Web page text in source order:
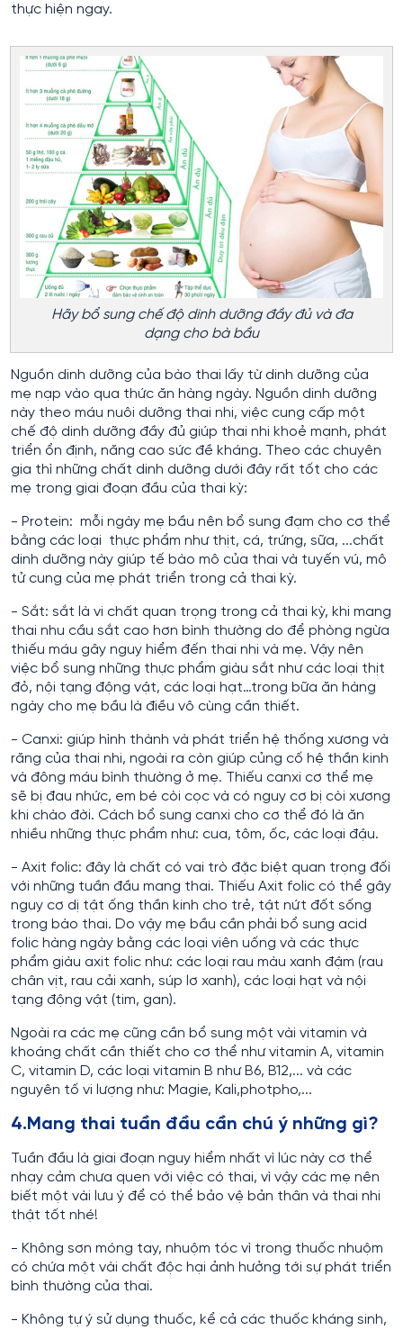
thực hiện ngay.
Hãy bổ sung chế độ dinh dưỡng đầy đủ và đa
dạng cho bà bầu
Nguồn dinh dưỡng của bào thai lấy từ dinh dưỡng của
mẹ nạp vào qua thức ăn hàng ngày. Nguồn dinh dưỡng
này theo máu nuôi dưỡng thai nhi, việc cung cấp một
chế độ dinh dưỡng đầy đủ giúp thai nhi khoẻ mạnh, phát
triển ổn định, năng cao sức đề kháng. Theo các chuyên
gia thì những chất dinh dưỡng dưới đây rất tốt cho các
mẹ trong giai đoạn đầu của thai kỳ:
- Protein: mỗi ngày mẹ bầu nên bổ sung đạm cho cơ thể
bằng các loại thực phẩm như thịt, cá, trứng, sữa, ...chất
dinh dưỡng này giúp tế bào mô của thai và tuyến vú, mô
tử cung của mẹ phát triển trong cả thai kỳ.
- Sắt: sắt là vi chất quan trọng trong cả thai kỳ, khi mang
thai nhu cầu sắt cao hơn bình thường do để phòng ngừa
thiếu máu gây nguy hiểm đến thai nhi và mẹ. Vậy nên
việc bổ sung những thực phẩm giàu sắt như các loại thịt
đỏ, nội tạng động vật, các loại hạt…trong bữa ăn hàng
ngày cho mẹ bầu là điều vô cùng cần thiết.
- Canxi: giúp hình thành và phát triển hệ thống xương và
răng của thai nhi, ngoài ra còn giúp củng cố hệ thần kinh
và đông máu bình thường ở mẹ. Thiếu canxi cơ thể mẹ
sẽ bị đau nhức, em bé còi cọc và có nguy cơ bị còi xương
khi chào đời. Cách bổ sung canxi cho cơ thể đó là ăn
nhiều những thực phẩm như: cua, tôm, ốc, các loại đậu.
- Axit folic: đây là chất có vai trò đặc biệt quan trọng đối
với những tuần đầu mang thai. Thiếu Axit folic có thể gây
nguy cơ dị tật ống thần kinh cho trẻ, tật nứt đốt sống
trong bào thai. Do vậy mẹ bầu cần phải bổ sung acid
folic hàng ngày bằng các loại viên uống và các thực
phẩm giàu axit folic như: các loại rau màu xanh đậm (rau
chân vịt, rau cải xanh, súp lơ xanh), các loại hạt và nội
tạng động vật (tim, gan).
Ngoài ra các mẹ cũng cần bổ sung một vài vitamin và
khoáng chất cần thiết cho cơ thể như vitamin A, vitamin
C, vitamin D, các loại vitamin B như B6, B12,... và các
nguyên tố vi lượng như: Magie, Kali,photpho,...
4.Mang thai tuần đầu cần chú ý những gì?
Tuần đầu là giai đoạn nguy hiểm nhất vì lúc này cơ thể
nhạy cảm chưa quen với việc có thai, vì vậy các mẹ nên
biết một vài lưu ý để có thể bảo vệ bản thân và thai nhi
thật tốt nhé!
- Không sơn móng tay, nhuộm tóc vì trong thuốc nhuộm
có chứa một vài chất độc hại ảnh hưởng tới sự phát triển
bình thường của thai.
- Không tự ý sử dụng thuốc, kể cả các thuốc kháng sinh,